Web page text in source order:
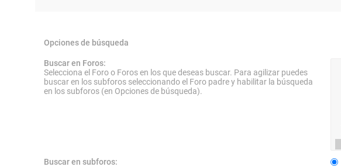
Opciones de búsqueda
Buscar en Foros:
Selecciona el Foro o Foros en los que deseas buscar. Para agilizar puedes
buscar en los subforos seleccionando el Foro padre y habilitar la búsqueda
en los subforos (en Opciones de búsqueda).
Buscar en subforos: